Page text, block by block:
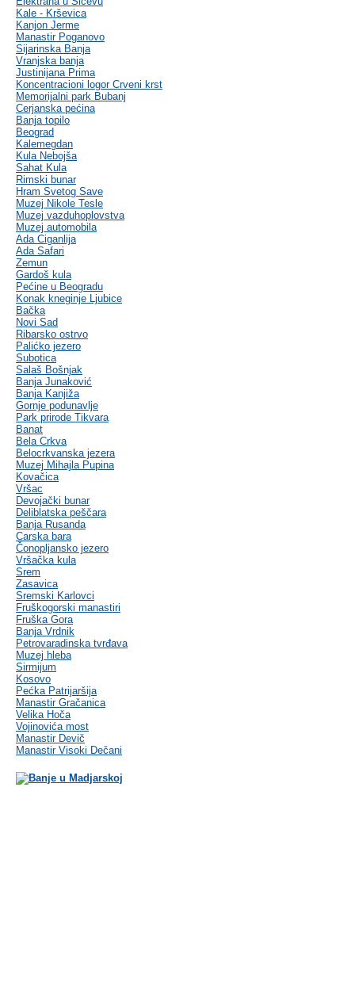
Kale - Krševica
Kanjon Jerme
Manastir Poganovo
Sijarinska Banja
Vranjska banja
Justinijana Prima
Koncentracioni logor Crveni krst
Memorijalni park Bubanj
Cerjanska pećina
Banja topilo
Beograd
Kalemegdan
Kula Nebojša
Sahat Kula
Rimski bunar
Hram Svetog Save
Muzej Nikole Tesle
Muzej vazduhoplovstva
Muzej automobila
Ada Ciganlija
Ada Safari
Zemun
Gardoš kula
Pećine u Beogradu
Konak kneginje Ljubice
Bačka
Novi Sad
Ribarsko ostrvo
Palićko jezero
Subotica
Salaš Bošnjak
Banja Junaković
Banja Kanjiža
Gornje podunavlje
Park prirode Tikvara
Banat
Bela Crkva
Belocrkvanska jezera
Muzej Mihajla Pupina
Kovačica
Vršac
Devojački bunar
Deliblatska peščara
Banja Rusanda
Carska bara
Čonopljansko jezero
Vršačka kula
Srem
Zasavica
Sremski Karlovci
Fruškogorski manastiri
Fruška Gora
Banja Vrdnik
Petrovaradinska tvrđava
Muzej hleba
Sirmijum
Kosovo
Pećka Patrijaršija
Manastir Gračanica
Velika Hoča
Vojinovića most
Manastir Devič
Manastir Visoki Dečani